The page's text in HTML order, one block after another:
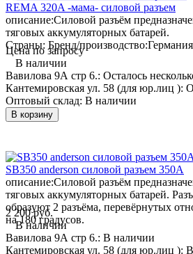
REMA 320A -мама- силовой разъем
описание:Силовой разъём
тяговых аккумуляторных батарей.
Страны: Бренд/производство:
Цена по запросу
В наличии
Вавилова 9А стр 6.: Осталось
Кантемировская ул. 58 (для юр.лиц ):
Оптовый склад: В наличии
В корзину
SB350 anderson силовой разъем 350А
описание:Силовой разъём
тяговых аккумуляторных батарей.
образуют 2 разъёма, перевёрнутых
на 180 градусов.
2 200 руб.
В наличии
Вавилова 9А стр 6.: В наличии
Кантемировская ул. 58 (для юр.лиц ):